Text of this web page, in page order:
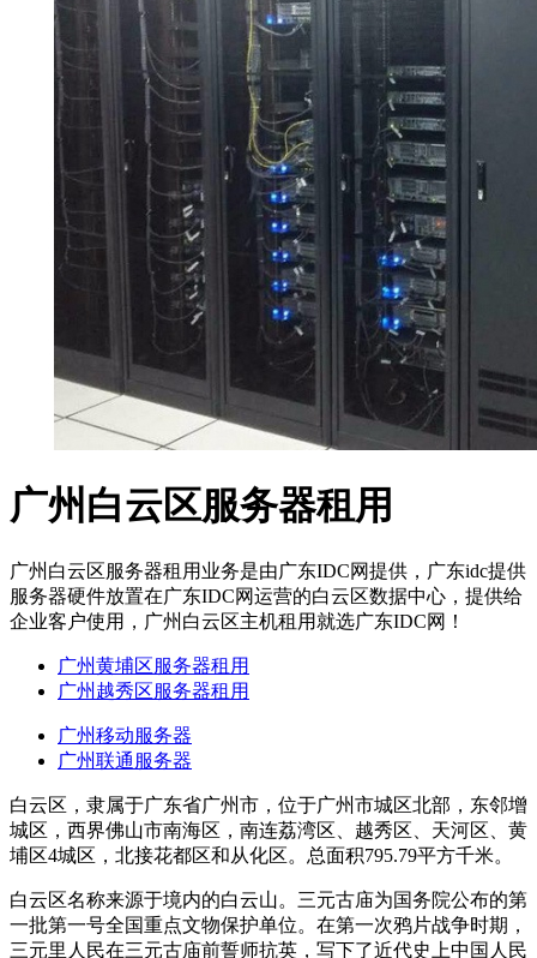
广州白云区服务器租用
广州白云区服务器租用业务是由广东IDC网提供，广东idc提供
服务器硬件放置在广东IDC网运营的白云区数据中心，提供给
企业客户使用，广州白云区主机租用就选广东IDC网！
广州黄埔区服务器租用
广州越秀区服务器租用
广州移动服务器
广州联通服务器
白云区，隶属于广东省广州市，位于广州市城区北部，东邻增
城区，西界佛山市南海区，南连荔湾区、越秀区、天河区、黄
埔区4城区，北接花都区和从化区。总面积795.79平方千米。
白云区名称来源于境内的白云山。三元古庙为国务院公布的第
一批第一号全国重点文物保护单位。在第一次鸦片战争时期，
三元里人民在三元古庙前誓师抗英，写下了近代史上中国人民